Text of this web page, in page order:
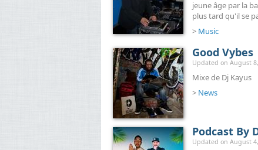
jeune âge par la
plus tard qu'il se
> Music
Good Vybes
Updated on August
Mixe de Dj Kayus
> News
Podcast By
Updated on August